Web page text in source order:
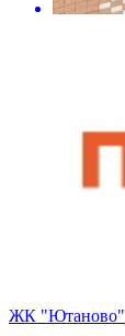
ЖК "Ютаново"